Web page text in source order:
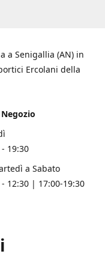
a Senigallia (AN) in
Ercolani della
19:30
a Sabato
- 12:30 | 17:00-19:30